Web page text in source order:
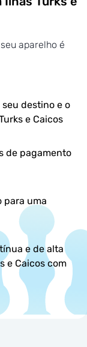
aparelho é
seu destino e o
e Caicos
de pagamento
para uma
e de alta
e Caicos com